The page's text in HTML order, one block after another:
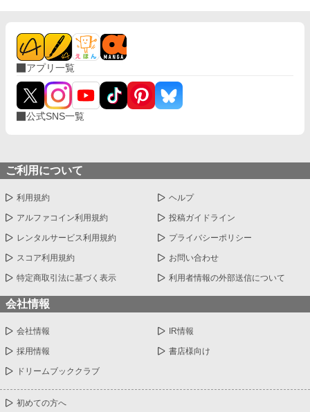
アプリ一覧
公式SNS一覧
ご利用について
利用規約 ヘルプ
アルファコイン利用規約 投稿ガイドライン
レンタルサービス利用規約 プライバシーポリシー
スコア利用規約 お問い合わせ
特定商取引法に基づく表示 利用者情報の外部送信について
会社情報
会社情報 IR情報
採用情報 書店様向け
ドリームブッククラブ
初めての方へ